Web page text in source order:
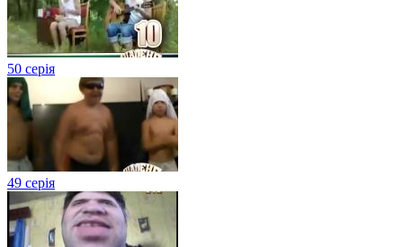
50 серія
49 серія